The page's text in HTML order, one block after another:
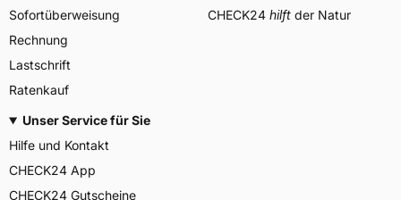
Sofortüberweisung
Rechnung
Lastschrift
Ratenkauf
CHECK24 hilft der Natur
Unser Service für Sie
Hilfe und Kontakt
CHECK24 App
CHECK24 Gutscheine